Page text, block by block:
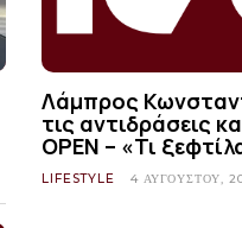
Λάμπρος
τις αντιδράσεις
OPEN – «Τι
LIFESTYLE 4 ΑΥΓΟΎΣΤΟΥ,